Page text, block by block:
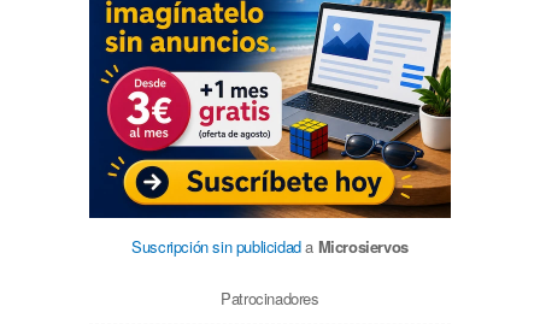
Suscripción sin publicidada Microsiervos
Patrocinadores